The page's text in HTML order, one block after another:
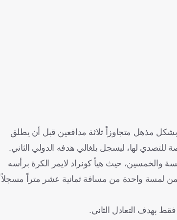
مذهل متجاوزاً ثلاثة مدافعين قبل أن يطلق
لها، ليسجل بلغالي هدفه الدولي الثاني.
والخمسين، حيث هيأ كونراد لايمر الكرة برأسه
من لمسة واحدة من مسافة ثمانية عشر متراً مسجلاً
بهدف التعادل الثاني.